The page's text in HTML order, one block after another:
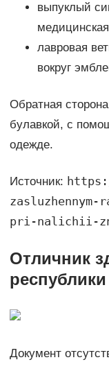
выпуклый
лавровая
вокруг
Обратная
булавкой, с
одежде.
Источник:
zasluzhennym-
pri-nalichii-
Отличник
Документ